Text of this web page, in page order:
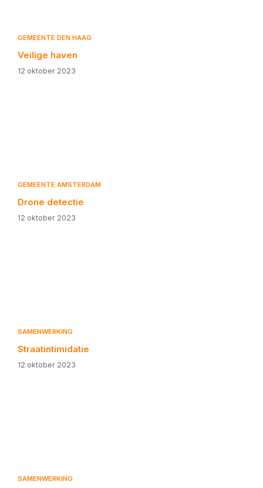
GEMEENTE DEN HAAG
Veilige haven
12 oktober 2023
GEMEENTE AMSTERDAM
Drone detectie
12 oktober 2023
SAMENWERKING
Straatintimidatie
12 oktober 2023
SAMENWERKING